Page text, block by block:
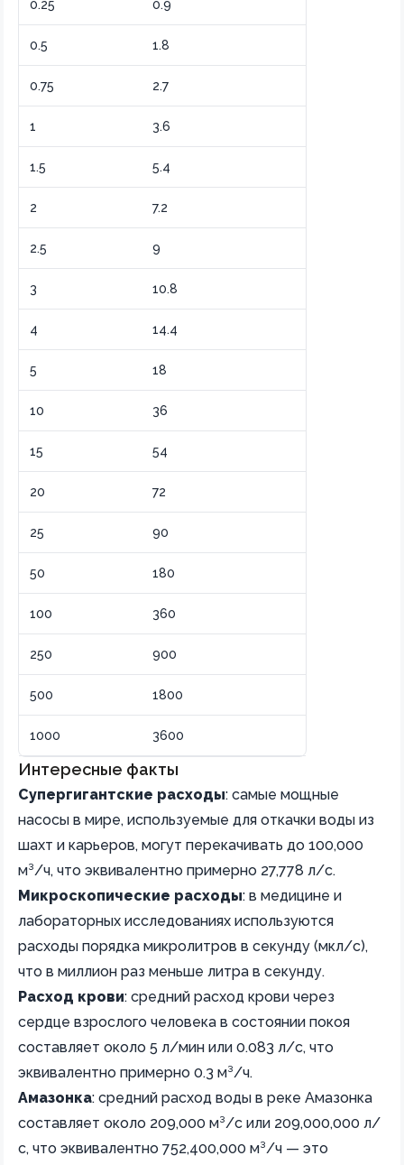
0.25 0.9
0.5 1.8
0.75 2.7
1 3.6
1.5 5.4
2 7.2
2.5 9
3 10.8
4 14.4
5 18
10 36
15 54
20 72
25 90
50 180
100 360
250 900
500 1800
1000 3600
Интересные факты
Супергигантские расходы: самые мощные
насосы в мире, используемые для откачки воды из
шахт и карьеров, могут перекачивать до 100,000
м³/ч, что эквивалентно примерно 27,778 л/с.
Микроскопические расходы: в медицине и
лабораторных исследованиях используются
расходы порядка микролитров в секунду (мкл/с),
что в миллион раз меньше литра в секунду.
Расход крови: средний расход крови через
сердце взрослого человека в состоянии покоя
составляет около 5 л/мин или 0.083 л/с, что
эквивалентно примерно 0.3 м³/ч.
Амазонка: средний расход воды в реке Амазонка
составляет около 209,000 м³/с или 209,000,000 л/
с, что эквивалентно 752,400,000 м³/ч — это